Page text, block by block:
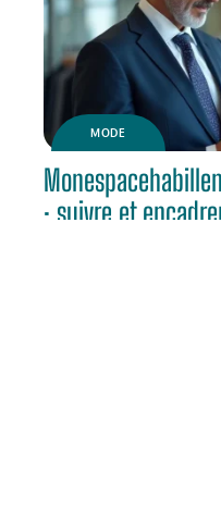
MODE
: suivre et